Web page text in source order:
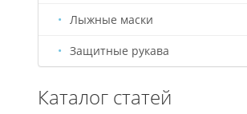
Лыжные маски
Защитные рукава
Каталог статей